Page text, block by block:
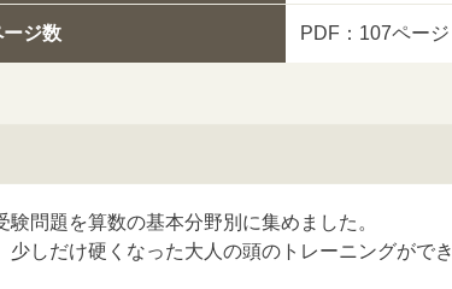
ージ数 PDF：107ページ
問題を算数の基本分野別に集めました。
しだけ硬くなった大人の頭のトレーニングができ